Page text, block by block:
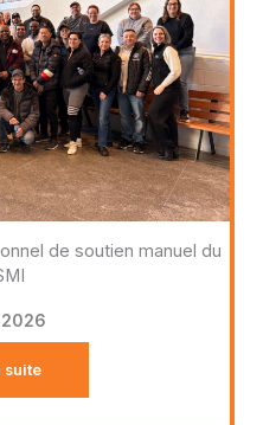
de soutien manuel du
2026
suite